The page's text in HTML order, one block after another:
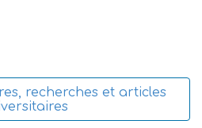
recherches et articles